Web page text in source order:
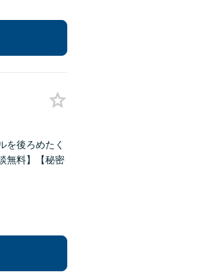
を後ろめたく
無料】【秘密